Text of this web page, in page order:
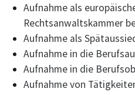
Aufnahme als
Rechtsanwaltskammer
Aufnahme als
Aufnahme in die
Aufnahme in die
Aufnahme von